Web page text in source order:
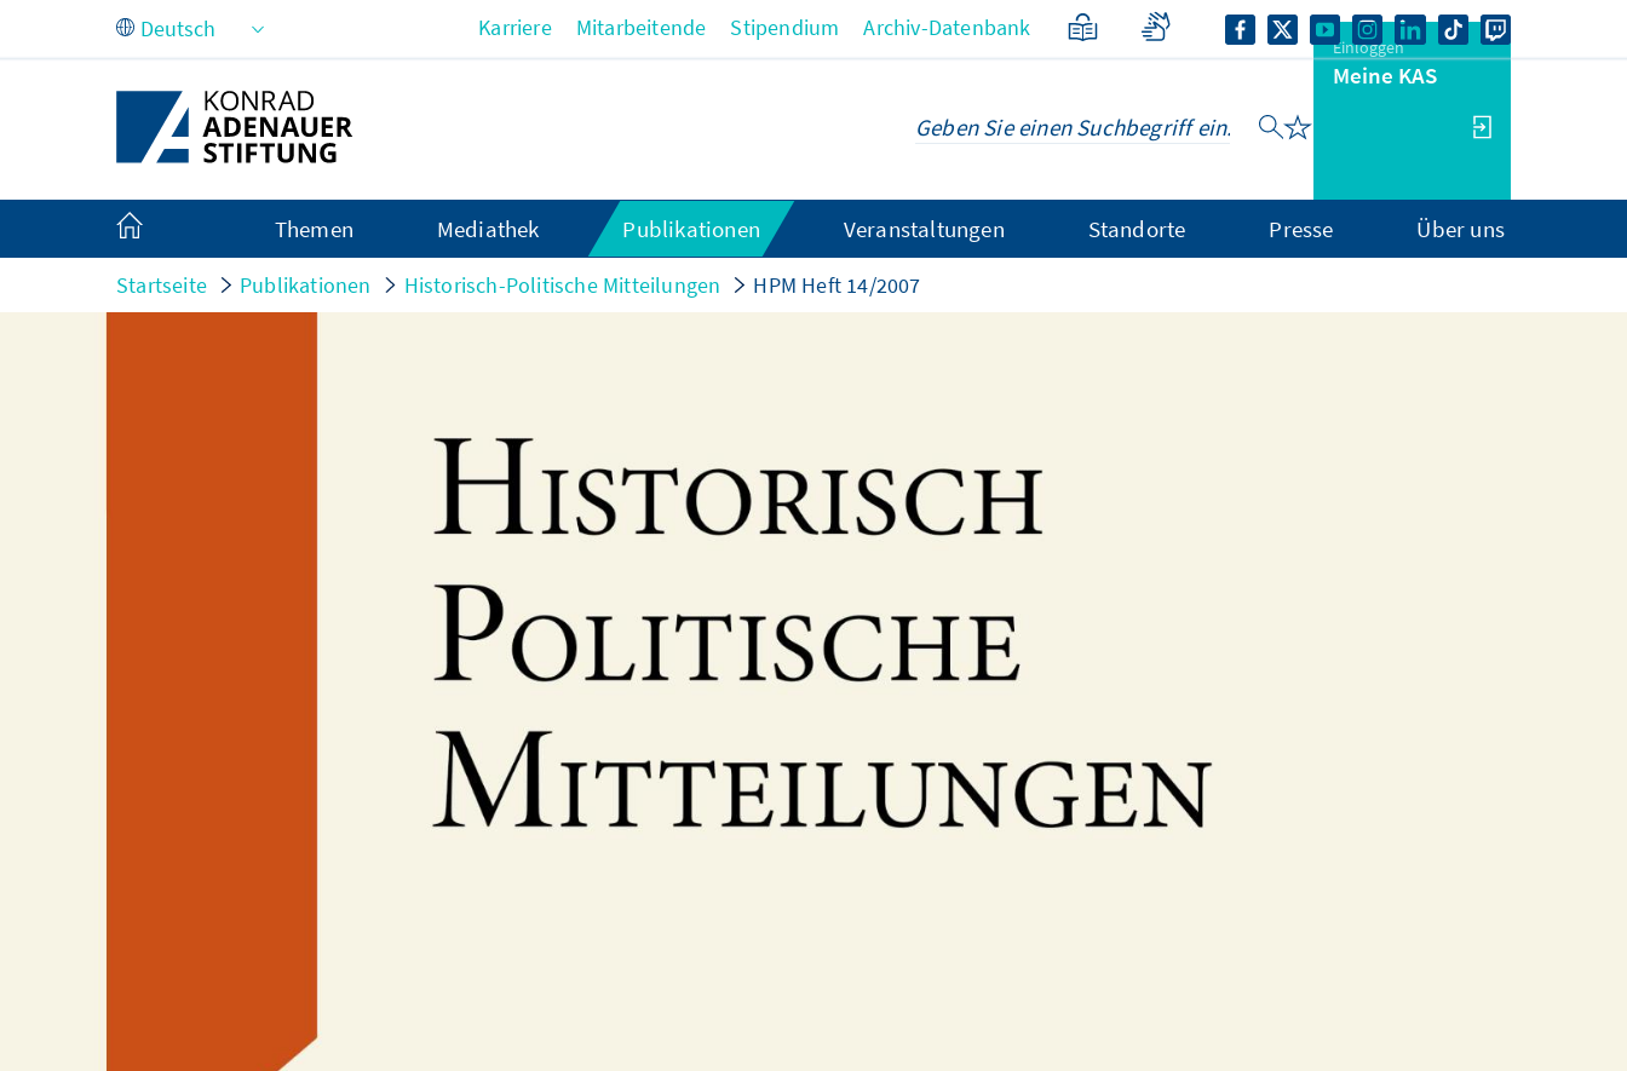
Zum Hauptinhalt springen Karriere Mitarbeitende Stipendium Archiv-Datenbank
Einloggen
Meine KAS
Themen Mediathek Publikationen Veranstaltungen Standorte Presse Über uns
Startseite Publikationen Historisch-Politische Mitteilungen HPM Heft 14/2007